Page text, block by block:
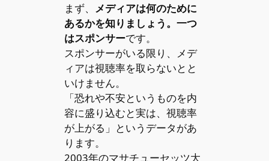
まず、 メディアは何のために
あるかを知りましょう。一つ
はスポンサーです。
スポンサーがいる限り、メデ
ィアは視聴率を取らないとと
いけません。
「恐れや不安というものを内
容に盛り込むと実は、視聴率
が上がる」というデータがあ
ります。
2003年のマサチューセッツ大